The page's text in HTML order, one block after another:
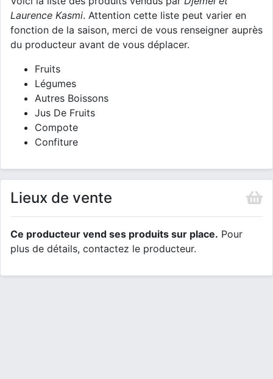
Laurence Kasmi. Attention cette liste peut varier en
fonction de la saison, merci de vous renseigner auprès
du producteur avant de vous déplacer.
Fruits
Légumes
Autres Boissons
Jus De Fruits
Compote
Confiture
Lieux de vente
Ce producteur vend ses produits sur place. Pour
plus de détails, contactez le producteur.